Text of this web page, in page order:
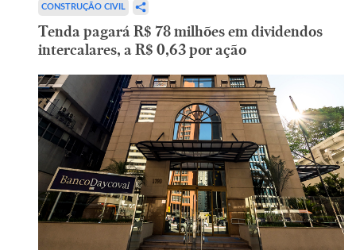
CONSTRUÇÃO CIVIL
Tenda pagará R$ 78 milhões em dividendos
intercalares, a R$ 0,63 por ação